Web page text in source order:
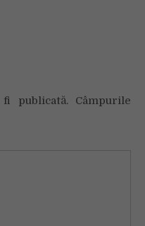
publicată.Câmpurile